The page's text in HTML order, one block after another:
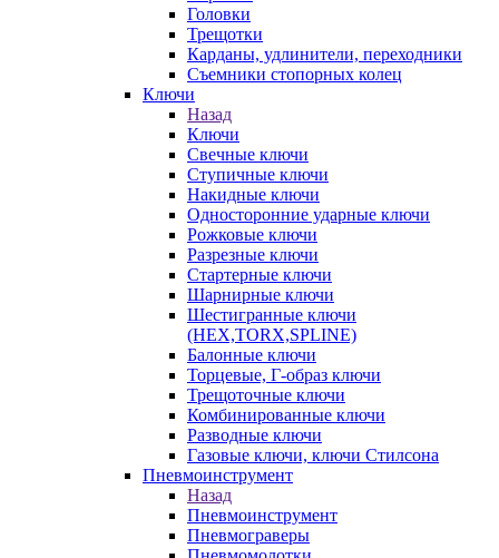
Головки
Трещотки
Карданы, удлинители, переходники
Съемники стопорных колец
Ключи
Назад
Ключи
Свечные ключи
Ступичные ключи
Накидные ключи
Односторонние ударные ключи
Рожковые ключи
Разрезные ключи
Стартерные ключи
Шарнирные ключи
Шестигранные ключи
(HEX,TORX,SPLINE)
Балонные ключи
Торцевые, Г-образ ключи
Трещоточные ключи
Комбинированные ключи
Разводные ключи
Газовые ключи, ключи Стилсона
Пневмоинструмент
Назад
Пневмоинструмент
Пневмограверы